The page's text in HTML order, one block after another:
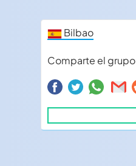
Bilbao
Comparte el grupo